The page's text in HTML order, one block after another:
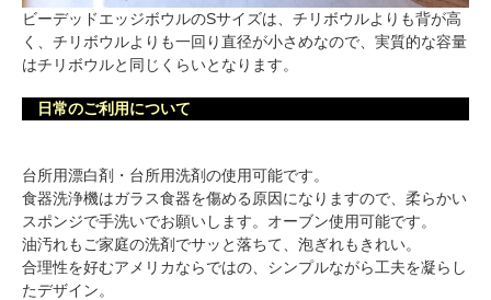
ビーデッドエッジボウルのSサイズは、チリボウルよりも背が高
く、チリボウルよりも一回り直径が小さめなので、実質的な容量
はチリボウルと同じくらいとなります。
日常のご利用について
台所用漂白剤・台所用洗剤の使用可能です。
食器洗浄機はガラス食器を傷める原因になりますので、柔らかい
スポンジで手洗いでお願いします。オーブン使用可能です。
油汚れもご家庭の洗剤でサッと落ちて、泡ぎれもきれい。
合理性を好むアメリカならではの、シンプルながら工夫を凝らし
たデザイン。